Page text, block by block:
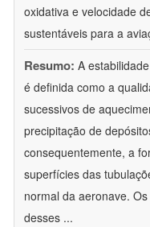
oxidativa e velocidade
sustentáveis para a
Resumo: A
é definida como a
sucessivos de
precipitação de
consequentemente, a
superfícies das
normal da aeronave.
desses ...